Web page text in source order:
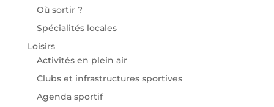
Où sortir ?
Spécialités locales
Loisirs
Activités en plein air
Clubs et infrastructures sportives
Agenda sportif